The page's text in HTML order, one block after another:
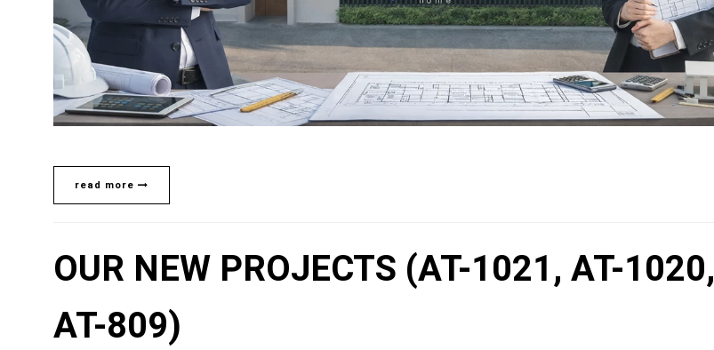
read more
OUR NEW PROJECTS (AT-1021, AT-1020,
AT-809)